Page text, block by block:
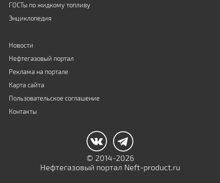
ГОСТы по жидкому топливу
Энциклопедия
Новости
Нефтегазовый портал
Реклама на портале
Карта сайта
Пользовательское соглашение
Контакты
© 2014-2026
Нефтегазовый портал Neft-product.ru